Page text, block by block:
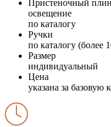
Пристеночный
освещение
по каталогу
Ручки
по каталогу (более
Размер
индивидуальный
Цена
указана за базовую